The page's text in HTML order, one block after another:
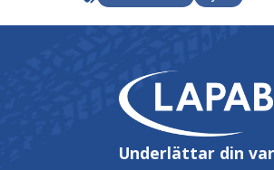
Underlättar din